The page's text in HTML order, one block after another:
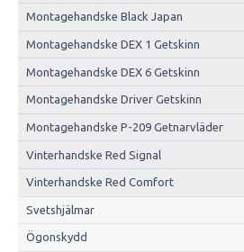
Montagehandske Black Japan
Montagehandske DEX 1 Getskinn
Montagehandske DEX 6 Getskinn
Montagehandske Driver Getskinn
Montagehandske P-209 Getnarvläder
Vinterhandske Red Signal
Vinterhandske Red Comfort
Svetshjälmar
Ögonskydd